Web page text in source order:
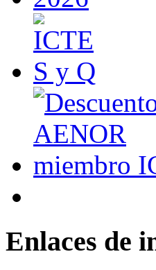
Enlaces de